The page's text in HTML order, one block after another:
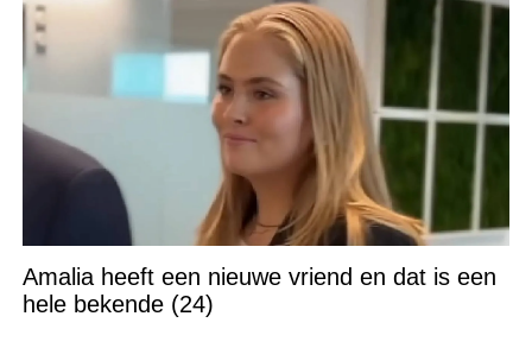
Amalia heeft een nieuwe vriend en dat is een
hele bekende (24)